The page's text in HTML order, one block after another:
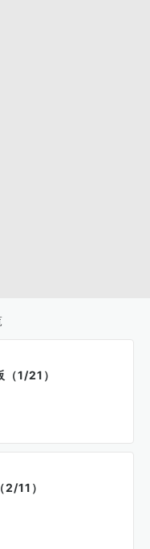
1/21）
11）